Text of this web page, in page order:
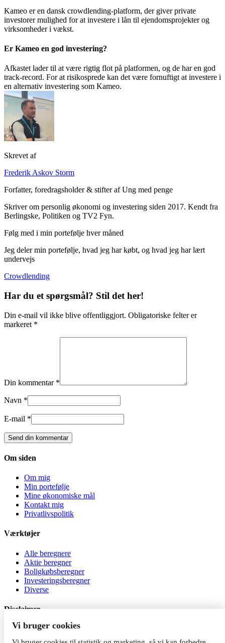
Kameo er en dansk crowdlending-platform, der giver private
investorer mulighed for at investere i lån til ejendomsprojekter og
virksomheder i vækst.
Er Kameo en god investering?
Afkastet lader til at være rigtig flot på platformen, og de har en god
track-record. For at risikosprede kan det være fornuftigt at investere i
en alternativ investering som Kameo.
Skrevet af
Frederik Askov Storm
Forfatter, foredragsholder & stifter af Ung med penge
Skriver om personlig økonomi og investering siden 2017. Kendt fra
Berlingske, Politiken og TV2 Fyn.
Følg med i min portefølje hver måned
Jeg deler min portefølje, hvad jeg har købt, og hvad jeg har lært
undervejs
Crowdlending
Har du et spørgsmål? Stil det her!
Din e-mail vil ikke blive offentliggjort. Obligatoriske felter er
markeret *
Din kommentar *
Navn *
E-mail *
Om siden
Om mig
Min portefølje
Mine økonomiske mål
Kontakt mig
Privatlivspolitik
Værktøjer
Alle beregnere
Aktie beregner
Boligkøbsberegner
Investeringsberegner
Diverse
Disclaimer
Al investering er behæftet med risiko. Jeg er ikke
investeringsrådgiver, og indholdet på siden må ikke betragtes som
Vi bruger cookies